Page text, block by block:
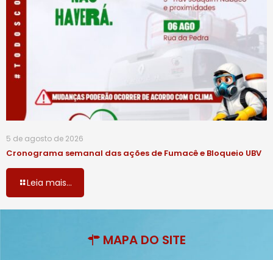
5 de agosto de 2026
Cronograma semanal das ações de Fumacê e Bloqueio UBV
Leia mais...
MAPA DO SITE